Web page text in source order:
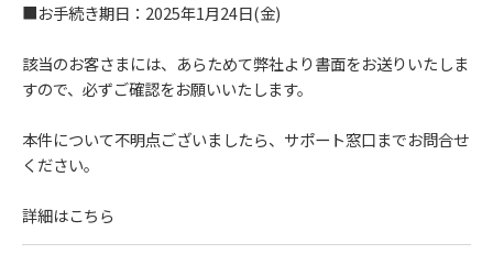
■お手続き期日：2025年1月24日(金)
該当のお客さまには、あらためて弊社より書面をお送りいたしま
すので、必ずご確認をお願いいたします。
本件について不明点ございましたら、サポート窓口までお問合せ
ください。
詳細はこちら